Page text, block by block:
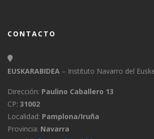
CONTACTO
EUSKARABIDEA – Instituto Navarro del
Dirección: Paulino Caballero 13
CP: 31002
Localidad: Pamplona/Iruña
Provincia: Navarra